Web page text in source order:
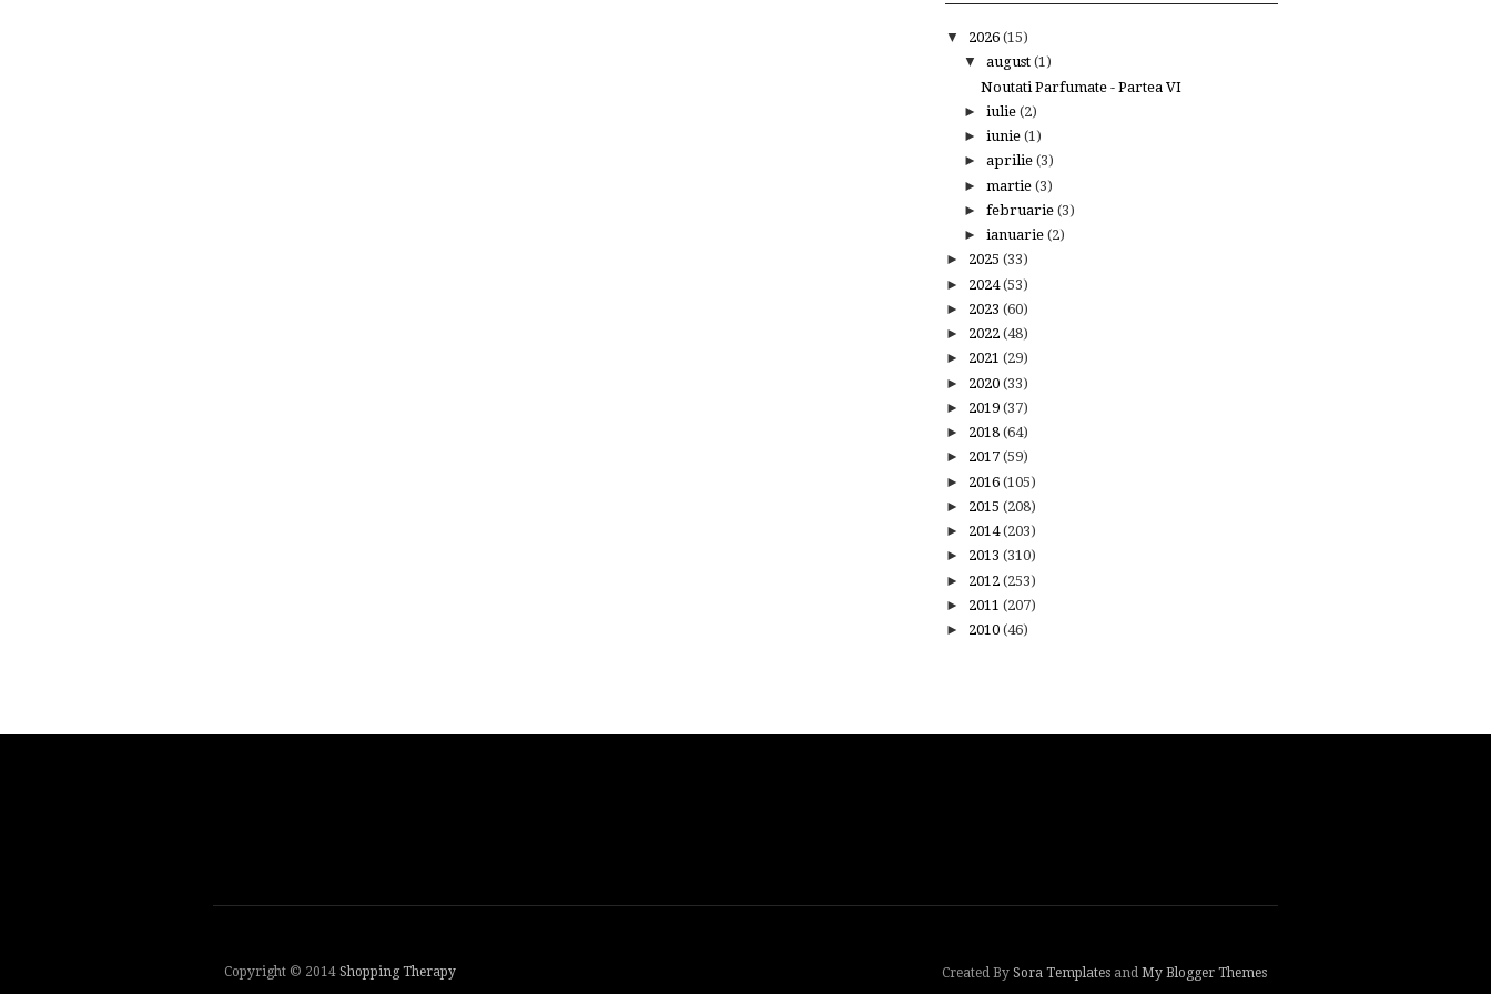
▼ 2026 (15)
▼ august (1)
Noutati Parfumate - Partea VI
► iulie (2)
► iunie (1)
► aprilie (3)
► martie (3)
► februarie (3)
► ianuarie (2)
► 2025 (33)
► 2024(53)
► 2023 (60)
► 2022 (48)
► 2021 (29)
► 2020 (33)
► 2019 (37)
► 2018 (64)
► 2017 (59)
► 2016 (105)
► 2015 (208)
► 2014(203)
► 2013 (310)
► 2012 (253)
► 2011 (207)
► 2010 (46)
Copyright © 2014 Shopping Therapy Created By Sora Templates and My Blogger Themes